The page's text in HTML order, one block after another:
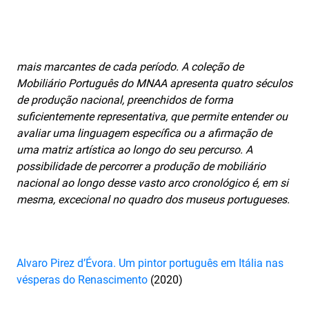
mais marcantes de cada período. A coleção de
Mobiliário Português do MNAA apresenta quatro séculos
de produção nacional, preenchidos de forma
suficientemente representativa, que permite entender ou
avaliar uma linguagem específica ou a afirmação de
uma matriz artística ao longo do seu percurso. A
possibilidade de percorrer a produção de mobiliário
nacional ao longo desse vasto arco cronológico é, em si
mesma, excecional no quadro dos museus portugueses.
Alvaro Pirez d’Évora. Um pintor português em Itália nas
vésperas do Renascimento (2020)